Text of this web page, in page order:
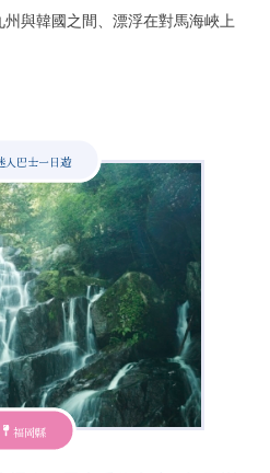
與韓國之間、漂浮在對馬海峽上
福岡縣
人巴士一日遊